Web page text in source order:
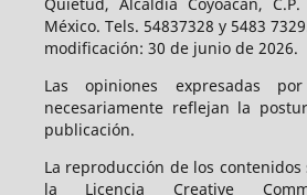
México. Tels. 54837328 y 5483
modificación: 30 de junio de 2026.
Las opiniones expresadas
necesariamente reflejan la
publicación.
La reproducción de los
la Licencia Creative